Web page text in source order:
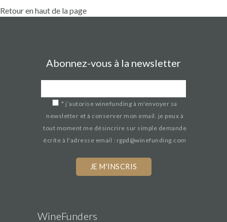
Retour en haut de la page
Abonnez-vous à la newsletter
* j’autorise winefunding à m'envoyer sa
newsletter et à conserver mon email. je peux à
tout moment me désincrire sur simple demande
écrite à l'adresse email : rgpd@winefunding.com
WineFunders